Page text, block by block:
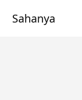
Sahanya